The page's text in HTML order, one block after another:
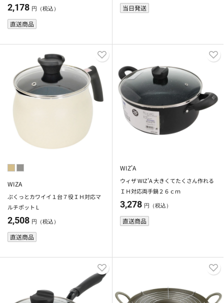
2,178 円（税込）
直送商品
当日発送
WIZA
ぷくっとカワイイ１台７役ＩＨ対応マ
ルチポット L
2,508 円（税込）
直送商品
WIZ'A
ウィザ WIZ'A 大きくてたくさん作れる
ＩＨ対応両手鍋２６ｃｍ
3,278 円（税込）
直送商品